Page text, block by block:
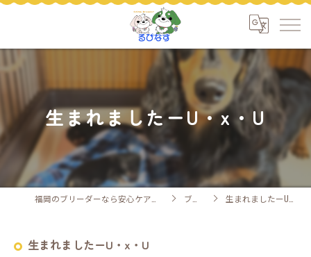
生まれましたーU・x・U
ブログ 生まれましたーU・x・U
生まれましたーU・x・U